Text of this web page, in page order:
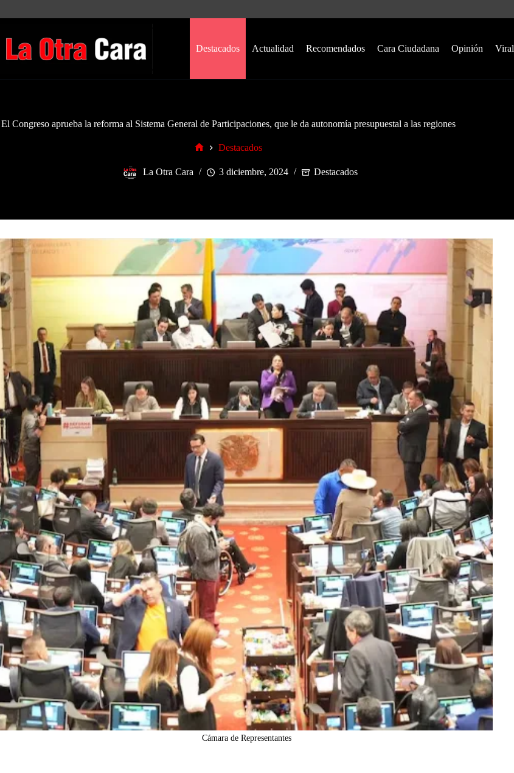
Destacados Actualidad Recomendados Cara Ciudadana Opinión Viral
El Congreso aprueba la reforma al Sistema General de Participaciones, que le da autonomía presupuestal a las regiones
Destacados
La Otra Cara 3 diciembre, 2024 Destacados
Cámara de Representantes